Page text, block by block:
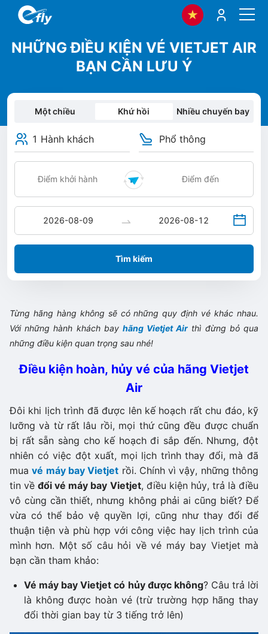
NHỮNG ĐIỀU KIỆN VÉ VIETJET AIR
BẠN CẦN LƯU Ý
Một chiều Khứ hồi Nhiều chuyến bay
1 Hành khách Phổ thông
Tìm kiếm
Từng hãng hàng không sẽ có những quy định vé khác nhau.
Với những hành khách bay hãng Vietjet Air thì đừng bỏ qua
những điều kiện quan trọng sau nhé!
Điều kiện hoàn, hủy vé của hãng Vietjet
Air
Đôi khi lịch trình đã được lên kế hoạch rất chu đáo, kỹ
lưỡng và từ rất lâu rồi, mọi thứ cũng đều được chuẩn
bị rất sẵn sàng cho kế hoạch đi sắp đến. Nhưng, đột
nhiên có việc đột xuất, mọi lịch trình thay đổi, mà đã
muavé máy bay Vietjet rồi. Chính vì vậy, những thông
tin vềđổi vé máy bay Vietjet, điều kiện hủy, trả là điều
vô cùng cần thiết, nhưng không phải ai cũng biết? Để
vừa có thể bảo vệ quyền lợi, cũng như thay đổi để
thuận tiện và phù hợp với công việc hay lịch trình của
mình hơn. Một số câu hỏi về vé máy bay Vietjet mà
bạn cần tham khảo:
Vé máy bay Vietjet có hủy được không? Câu trả lời
là không được hoàn vé (trừ trường hợp hãng thay
đổi thời gian bay từ 3 tiếng trở lên)